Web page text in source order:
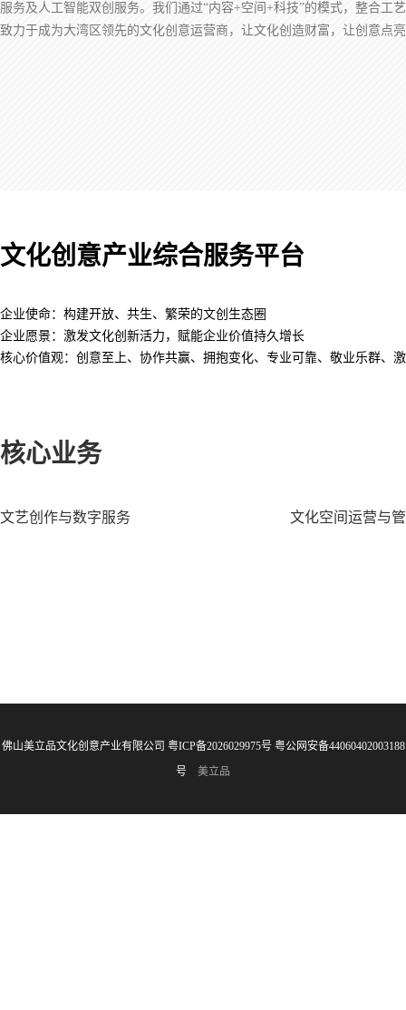
服务及人工智能双创服务。我们通过“内容+空间+科技”的模式，整合
致力于成为大湾区领先的文化创意运营商，让文化创造财富，让创意点
文化创意产业综合服务平台
企业使命： 构建开放、共生、繁荣的文创生态圈
企业愿景： 激发文化创新活力，赋能企业价值持久增长
核心价值观： 创意至上、协作共赢、拥抱变化、专业可靠、敬业乐群、
核心业务
文艺创作与数字服务 文化空间运营与
佛山美立品文化创意产业有限公司 粤ICP备2026029975号 粤公网安备44060402003188
号
美立品